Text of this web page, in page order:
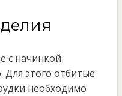
с начинкой
Для этого отбитые
необходимо